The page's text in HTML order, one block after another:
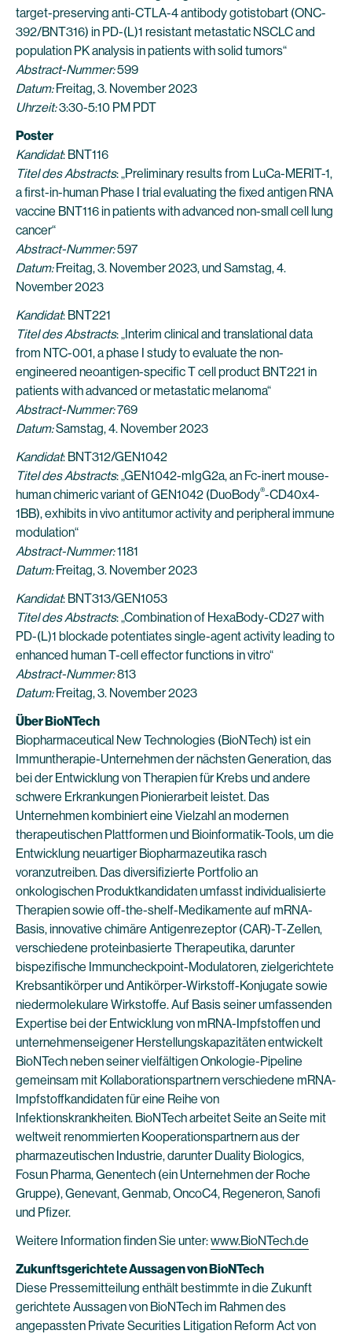
target-preserving anti-CTLA-4 antibody gotistobart (ONC-
392/BNT316) in PD-(L)1 resistant metastatic NSCLC and
population PK analysis in patients with solid tumors“
Abstract-Nummer:599
Datum:Freitag, 3. November 2023
Uhrzeit:3:30-5:10 PM PDT
Poster
Kandidat: BNT116
Titel des Abstracts: „Preliminary results from LuCa-MERIT-1,
a first-in-human Phase I trial evaluating the fixed antigen RNA
vaccine BNT116 in patients with advanced non-small cell lung
cancer“
Abstract-Nummer:597
Datum:Freitag, 3. November 2023, und Samstag, 4.
November 2023
Kandidat: BNT221
Titel des Abstracts: „Interim clinical and translational data
from NTC-001, a phase I study to evaluate the non-
engineered neoantigen-specific T cell product BNT221 in
patients with advanced or metastatic melanoma“
Abstract-Nummer:769
Datum:Samstag, 4. November 2023
Kandidat: BNT312/GEN1042
Titel des Abstracts: „GEN1042-mIgG2a, an Fc-inert mouse-
human chimeric variant of GEN1042 (DuoBody®-CD40x4-
1BB), exhibits in vivo antitumor activity and peripheral immune
modulation“
Abstract-Nummer:1181
Datum:Freitag, 3. November 2023
Kandidat: BNT313/GEN1053
Titel des Abstracts: „Combination of HexaBody-CD27 with
PD-(L)1 blockade potentiates single-agent activity leading to
enhanced human T-cell effector functions in vitro“
Abstract-Nummer:813
Datum:Freitag, 3. November 2023
Über BioNTech
Biopharmaceutical New Technologies (BioNTech) ist ein
Immuntherapie-Unternehmen der nächsten Generation, das
bei der Entwicklung von Therapien für Krebs und andere
schwere Erkrankungen Pionierarbeit leistet. Das
Unternehmen kombiniert eine Vielzahl an modernen
therapeutischen Plattformen und Bioinformatik-Tools, um die
Entwicklung neuartiger Biopharmazeutika rasch
voranzutreiben. Das diversifizierte Portfolio an
onkologischen Produktkandidaten umfasst individualisierte
Therapien sowie off-the-shelf-Medikamente auf mRNA-
Basis, innovative chimäre Antigenrezeptor (CAR)-T-Zellen,
verschiedene proteinbasierte Therapeutika, darunter
bispezifische Immuncheckpoint-Modulatoren, zielgerichtete
Krebsantikörper und Antikörper-Wirkstoff-Konjugate sowie
niedermolekulare Wirkstoffe. Auf Basis seiner umfassenden
Expertise bei der Entwicklung von mRNA-Impfstoffen und
unternehmenseigener Herstellungskapazitäten entwickelt
BioNTech neben seiner vielfältigen Onkologie-Pipeline
gemeinsam mit Kollaborationspartnern verschiedene mRNA-
Impfstoffkandidaten für eine Reihe von
Infektionskrankheiten. BioNTech arbeitet Seite an Seite mit
weltweit renommierten Kooperationspartnern aus der
pharmazeutischen Industrie, darunter Duality Biologics,
Fosun Pharma, Genentech (ein Unternehmen der Roche
Gruppe), Genevant, Genmab, OncoC4, Regeneron, Sanofi
und Pfizer.
Weitere Information finden Sie unter:www.BioNTech.de
Zukunftsgerichtete Aussagen von BioNTech
Diese Pressemitteilung enthält bestimmte in die Zukunft
gerichtete Aussagen von BioNTech im Rahmen des
angepassten Private Securities Litigation Reform Act von